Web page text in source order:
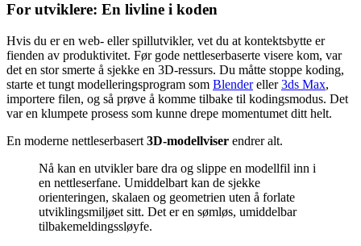
For utviklere: En livline i koden
Hvis du er en web- eller spillutvikler, vet du at kontektsbytte er
fienden av produktivitet. Før gode nettleserbaserte visere kom, var
det en stor smerte å sjekke en 3D-ressurs. Du måtte stoppe koding,
starte et tungt modelleringsprogram som Blendereller3ds Max,
importere filen, og så prøve å komme tilbake til kodingsmodus. Det
var en klumpete prosess som kunne drepe momentumet ditt helt.
En moderne nettleserbasert 3D-modellviser endrer alt.
Nå kan en utvikler bare dra og slippe en modellfil inn i
en nettleserfane. Umiddelbart kan de sjekke
orienteringen, skalaen og geometrien uten å forlate
utviklingsmiljøet sitt. Det er en sømløs, umiddelbar
tilbakemeldingssløyfe.